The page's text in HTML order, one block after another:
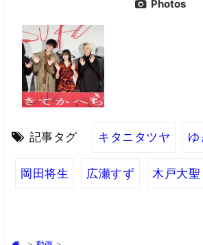
Photos
記事タグ キタニタツヤ ゆ
岡田将生 広瀬すず 木戸大聖